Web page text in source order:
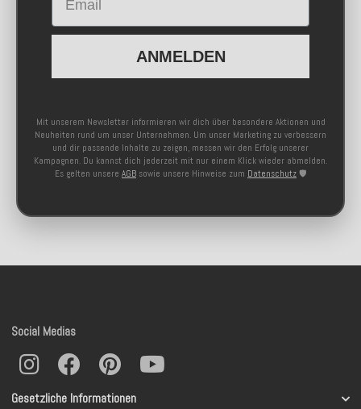
ANMELDEN
Mit unserem Newsletter informieren wir dich über besondere Aktionen und
Neuheiten rund um unser Unternehmen. Um unser Marketing zu verbessern
und dir passende Inhalte zu zeigen, messen wir den Erfolg unserer
Kampagnen. Du kannst dich jederzeit mit nur einem Klick wieder abmelden.
Es gelten unsere AGB sowie unsere Hinweise zum Datenschutz 🛡️
Gesetzliche Informationen
Social Medias